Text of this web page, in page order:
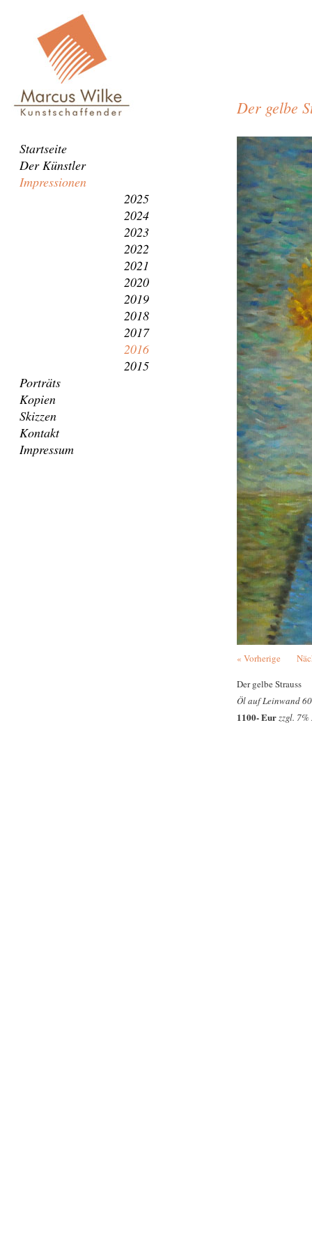
Navigation
überspringen
Startseite
Der Künstler
Impressionen
2025
2024
2023
2022
2021
2020
2019
2018
2017
2016
2015
Porträts
Kopien
Skizzen
Kontakt
Impressum
Der gelbe
Der
gelbe
Strauss
« Vorherige
Der gelbe Strauss
Öl auf Leinwand
1100- Eurzzgl.